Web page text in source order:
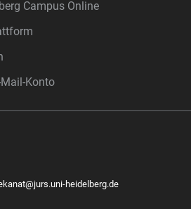
Campus Online
Konto
heidelberg.de